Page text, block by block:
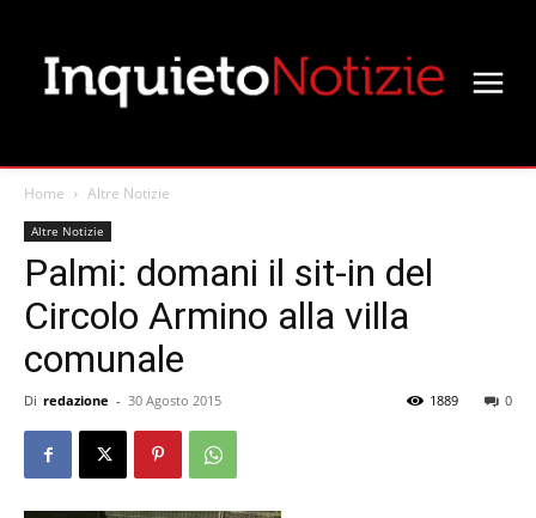
Home Altre Notizie
Altre Notizie
Palmi: domani il sit-in del
Circolo Armino alla villa
comunale
Di redazione - 30 Agosto 2015 0
1889